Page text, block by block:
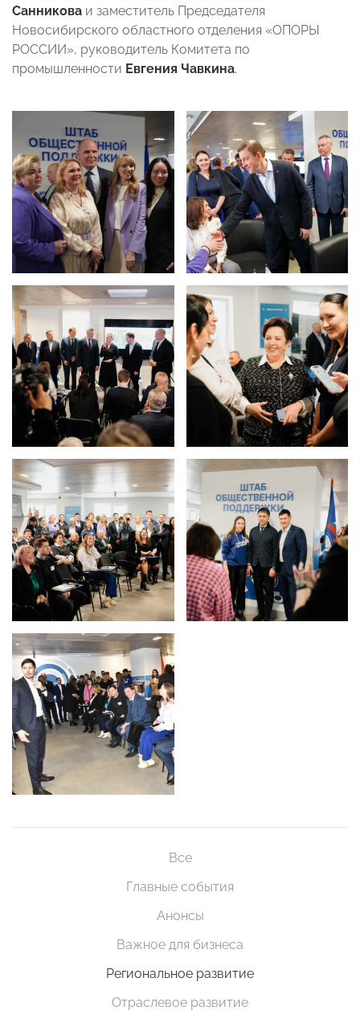
Санникова и заместитель Председателя
Новосибирского областного отделения «ОПОРЫ
РОССИИ», руководитель Комитета по
промышленности Евгения Чавкина.
Все
Главные события
Анонсы
Важное для бизнеса
Региональное развитие
Отраслевое развитие